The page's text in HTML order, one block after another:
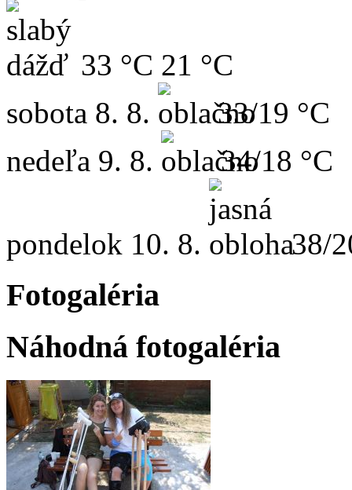
33 °C 21 °C
sobota 8. 8.
33/19 °C
nedeľa 9. 8. 34/18 °C
pondelok 10. 8. 38/
Fotogaléria
Náhodná fotogaléria